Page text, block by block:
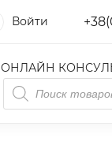
Войти
ОНЛАЙН
Поиск
товаров